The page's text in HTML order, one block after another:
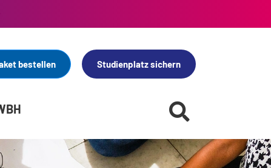
bestellen Studienplatz sichern